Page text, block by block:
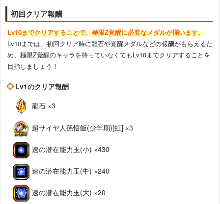
初回クリア報酬
Lv10までクリアすることで、極限Z覚醒に必要なメダルが揃います。
Lv10までは、初回クリア時に龍石や覚醒メダルなどの報酬がもらえるた
め、極限Z覚醒のキャラを持っていなくてもLv10までクリアすることを
目指しましょう！
Lv1のクリア報酬
龍石 ×3
超サイヤ人孫悟飯(少年期)[虹] ×3
速の潜在能力玉(小) ×430
速の潜在能力玉(中) ×240
速の潜在能力玉(大) ×20